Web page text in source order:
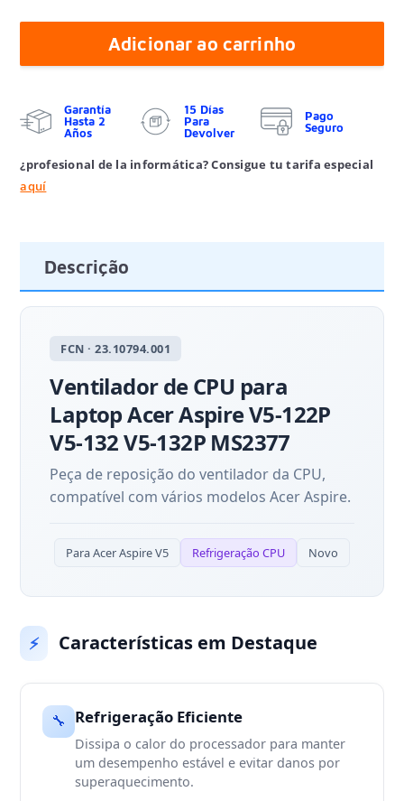
Adicionar ao carrinho
Garantía
Hasta 2
Años
15 Días
Para
Devolver
Pago
Seguro
¿profesional de la informática? Consigue tu tarifa especial
aquí
Descrição
FCN · 23.10794.001
Ventilador de CPU para
Laptop Acer Aspire V5-122P
V5-132 V5-132P MS2377
Peça de reposição do ventilador da CPU,
compatível com vários modelos Acer Aspire.
Para Acer Aspire V5 Refrigeração CPU Novo
⚡ Características em Destaque
🔧 Refrigeração Eficiente
Dissipa o calor do processador para manter
um desempenho estável e evitar danos por
superaquecimento.